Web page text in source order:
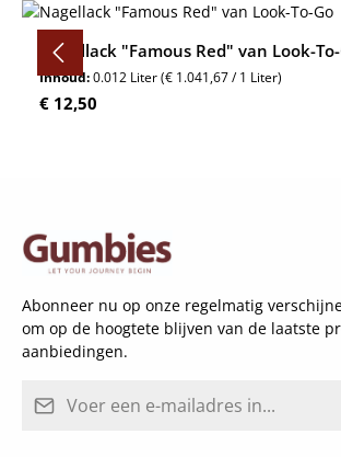
Nagellack "Famous Red" van Look-
Inhoud:0.012 Liter(€ 1.041,67 / 1 Liter)
Normale prijs:
€ 12,50
Abonneer nu op onze regelmatig
om op de hoogtete blijven van de laatste
aanbiedingen.